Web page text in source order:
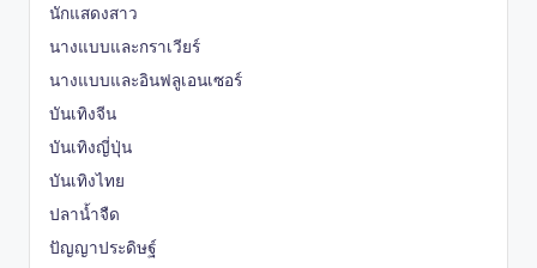
นักแสดงสาว
นางแบบและกราเวียร์
นางแบบและอินฟลูเอนเซอร์
บันเทิงจีน
บันเทิงญี่ปุ่น
บันเทิงไทย
ปลาน้ำจืด
ปัญญาประดิษฐ์